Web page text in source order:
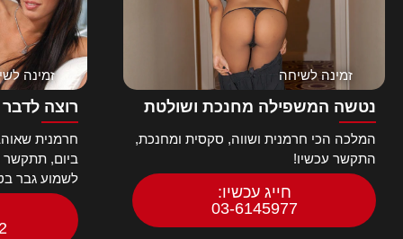
זמינה לשיחה
נטשה המשפילה מחנכת ושולטת
המלכה הכי חרמנית ושווה, סקסית ומחנכת,
התקשר עכשיו!
חייג עכשיו:
03-6145977
זמינה
רוצה
חרמנית
ביום, תתקשר
לשמוע גבר